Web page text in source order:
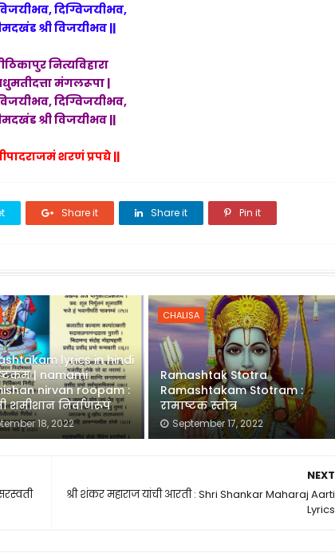
दिग्विजयीभव,
श्री विजयीभव ||
नित्यविहारा
मंगलरूपा |
दिग्विजयीभव,
श्री विजयीभव ||
शरणं प्रपद्ये ||
Share it Share it Pin it
lyrics in hindi
| namami
nirvan roopam :
शमीशान निर्वाणरूपं
18, 2022
CHALISA
Ramashtak Stotra
Ramashtakam Stotram :
रामाष्टक स्तोत्र
September 17, 2022
NEXT
श्री शंकर महाराज यांची आरती : Shri Shankar Maharaj Aarti
Lyrics